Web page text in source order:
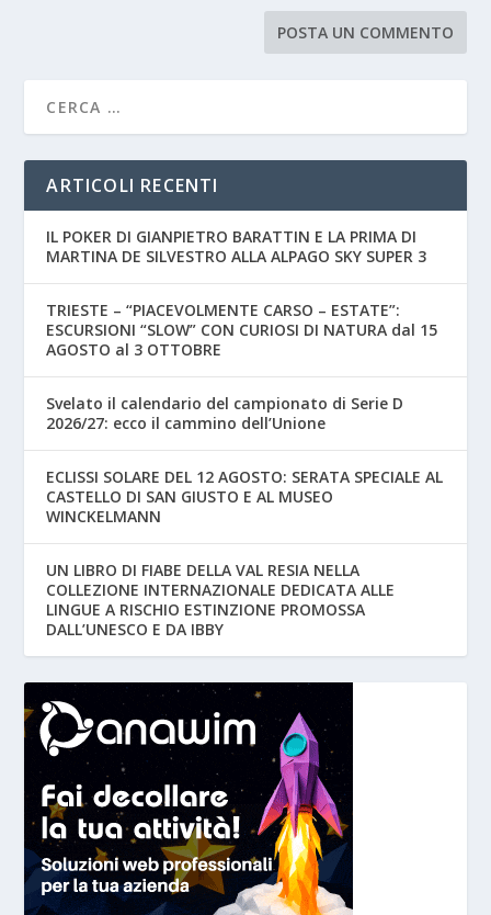
ARTICOLI RECENTI
IL POKER DI GIANPIETRO BARATTIN E LA PRIMA DI
MARTINA DE SILVESTRO ALLA ALPAGO SKY SUPER 3
TRIESTE – “PIACEVOLMENTE CARSO – ESTATE”:
ESCURSIONI “SLOW” CON CURIOSI DI NATURA dal 15
AGOSTO al 3 OTTOBRE
Svelato il calendario del campionato di Serie D
2026/27: ecco il cammino dell’Unione
ECLISSI SOLARE DEL 12 AGOSTO: SERATA SPECIALE AL
CASTELLO DI SAN GIUSTO E AL MUSEO
WINCKELMANN
UN LIBRO DI FIABE DELLA VAL RESIA NELLA
COLLEZIONE INTERNAZIONALE DEDICATA ALLE
LINGUE A RISCHIO ESTINZIONE PROMOSSA
DALL’UNESCO E DA IBBY